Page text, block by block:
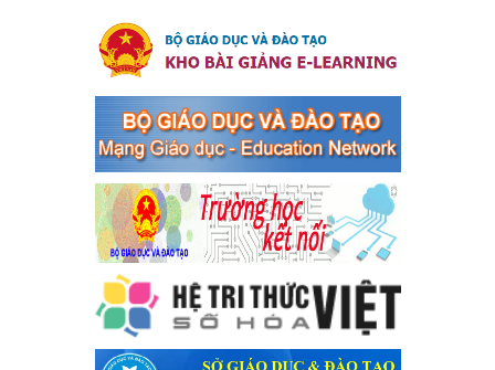
tranh tội phạm, vi phạm pháp luật liên quan đến hoạt động
tổ chức đánh bạc và đánh bạc
Kế hoạch thực hiện Chỉ thị số 16/CT-TTg ngày 27/05/2023 của
phạm, vi phạm pháp luật liên quan đến hoạt động tổ chức đánh
bạc và đánh bạc
Ngày ban hành: 04/03/2024
Kế hoạch Tổ chức Hội trại truyền thống học sinh thị xã Bến
Cát Lần thứ VIII, năm học 2023-2024
Kế hoạch Tổ chức Hội trại truyền thống học sinh thị xã Bến Cát
Lần thứ VIII, năm học 2023-2024
Ngày ban hành: 28/12/2023
Phối hợp rà soát nhu cầu tiêm vắc xin phòng Covid 19
Phối hợp rà soát nhu cầu tiêm vắc xin phòng Covid 19